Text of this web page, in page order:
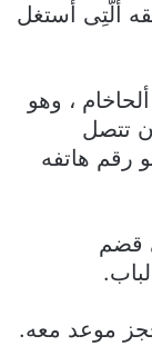
ألَّتِى أستغل
، وهو
تتصل
رقم هاتفه
قضم
موعد معه.